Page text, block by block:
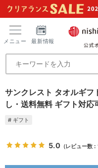
メニュー 最新情報
サンクレスト タオルギフ
し・送料無料 ギフト対応
# ギフト
5.0（レビュー数：